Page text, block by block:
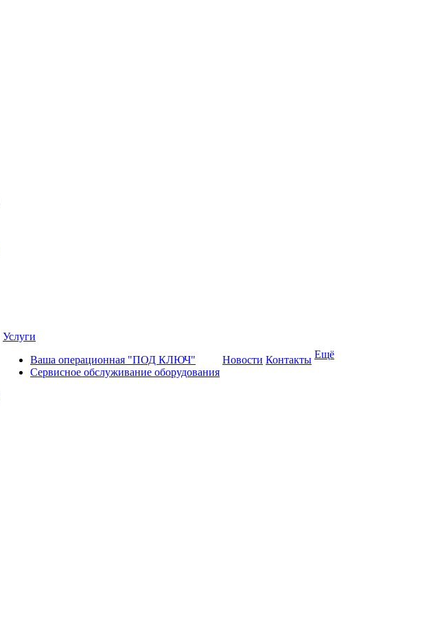
Услуги
Ваша операционная "ПОД КЛЮЧ"
Сервисное обслуживание оборудования
Новости Контакты Ещё